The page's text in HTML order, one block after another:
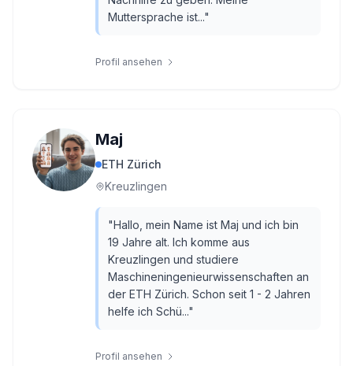
Muttersprache ist..."
Profil ansehen
Maj
ETH Zürich
Kreuzlingen
"Hallo, mein Name ist Maj und ich bin
19 Jahre alt. Ich komme aus
Kreuzlingen und studiere
Maschineningenieurwissenschaften an
der ETH Zürich. Schon seit 1 - 2 Jahren
helfe ich Schü..."
Profil ansehen